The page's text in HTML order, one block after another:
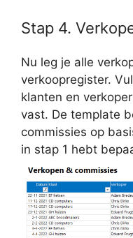
Stap 4.
Nu leg je alle
verkoopregister.
klanten en
vast. De template
commissies op
in stap 1 hebt